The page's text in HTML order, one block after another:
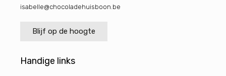
isabelle@chocoladehuisboon.be
Blijf op de hoogte
Handige links